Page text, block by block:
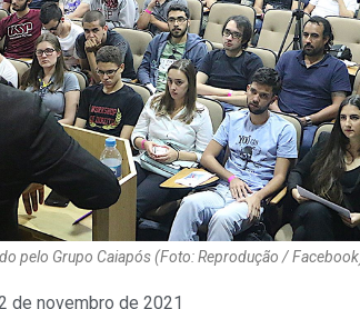
pelo Grupo Caiapós (Foto: Reprodução /
de novembro de 2021